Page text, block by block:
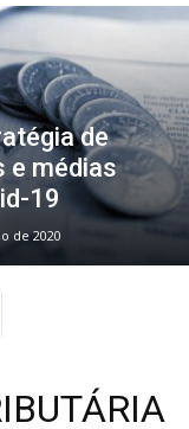
de
e médias
19
de 2020